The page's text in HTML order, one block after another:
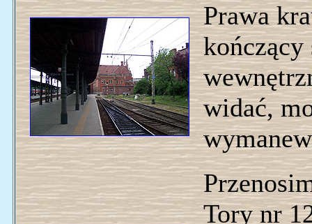
Prawa
widać,
Tory nr